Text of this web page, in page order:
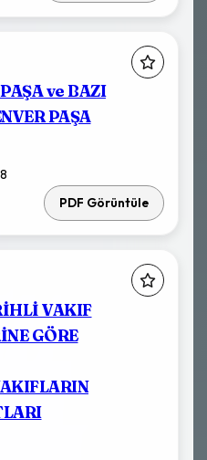
ve BAZI
PAŞA
PDF Görüntüle
VAKIF
GÖRE